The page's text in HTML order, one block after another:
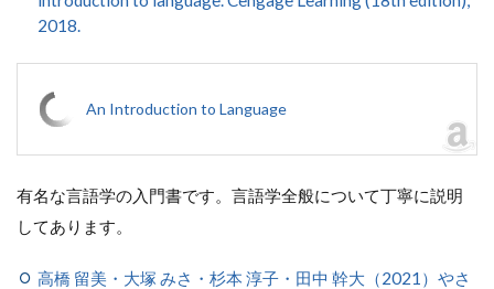
2018.
An Introduction to Language
有名な言語学の入門書です。言語学全般について丁寧に説明
してあります。
高橋 留美・大塚 みさ・杉本 淳子・田中 幹大（2021）やさ